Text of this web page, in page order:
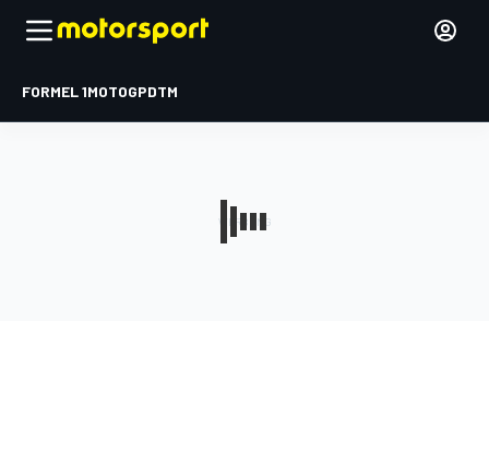
FORMEL 1MOTOGPDTM